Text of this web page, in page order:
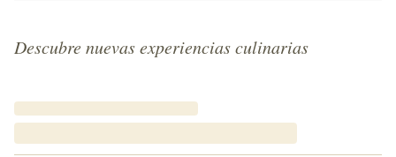
Descubre nuevas experiencias culinarias